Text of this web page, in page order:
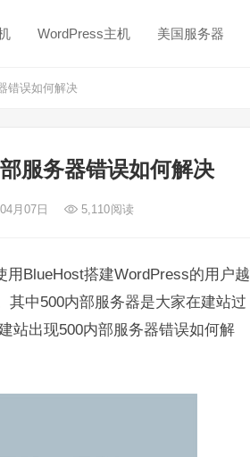
WordPress主机 美国服务器
错误如何解决
服务器错误如何解决
月07日 5,110阅读
BlueHost搭建WordPress的用户越
其中500内部服务器是大家在建站过
站出现500内部服务器错误如何解